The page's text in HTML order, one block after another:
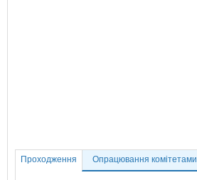
Проходження Опрацювання комітетами